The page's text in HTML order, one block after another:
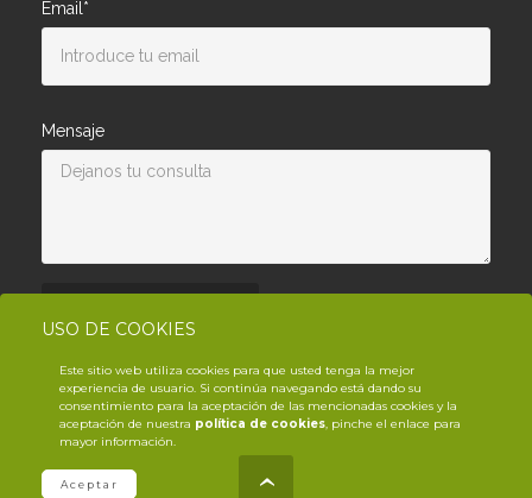
USO DE COOKIES
Este sitio web utiliza cookies para que usted tenga la mejor
experiencia de usuario. Si continúa navegando está dando su
consentimiento para la aceptación de las mencionadas cookies y la
aceptación de nuestra política de cookies, pinche el enlace para
mayor información.
Aceptar
Email*
Mensaje
© Copyright YouTrack